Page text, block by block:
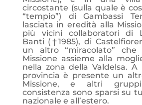
circostante (sulla quale è
“tempio”) di Gambassi
lasciata in eredità alla
più vicini collaboratori di
Banti (†1985), di
un altro “miracolato”
Missione assieme alla
nella zona della Valdelsa. A
provincia è presente un
Missione, e altri
consistenza sono sparsi su
nazionale e all’estero.